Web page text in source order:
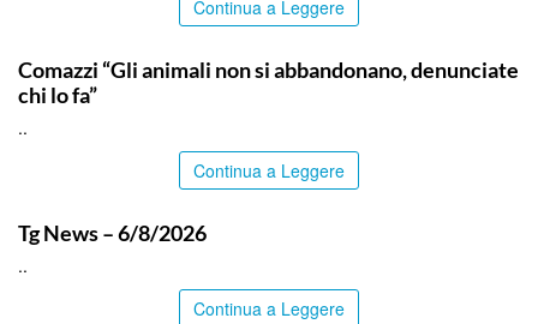
Continua a Leggere
Comazzi “Gli animali non si abbandonano, denunciate
chi lo fa”
..
Continua a Leggere
Tg News – 6/8/2026
..
Continua a Leggere